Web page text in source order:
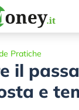
Pratiche
il
e